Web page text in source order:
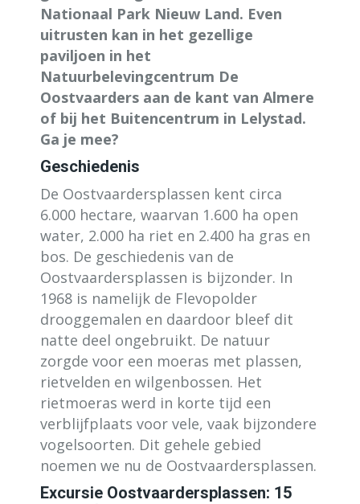
Nationaal Park Nieuw Land. Even
uitrusten kan in het gezellige
paviljoen in het
Natuurbelevingcentrum De
Oostvaarders aan de kant van Almere
of bij het Buitencentrum in Lelystad.
Ga je mee?
Geschiedenis
De Oostvaardersplassen kent circa
6.000 hectare, waarvan 1.600 ha open
water, 2.000 ha riet en 2.400 ha gras en
bos. De geschiedenis van de
Oostvaardersplassen is bijzonder. In
1968 is namelijk de Flevopolder
drooggemalen en daardoor bleef dit
natte deel ongebruikt. De natuur
zorgde voor een moeras met plassen,
rietvelden en wilgenbossen. Het
rietmoeras werd in korte tijd een
verblijfplaats voor vele, vaak bijzondere
vogelsoorten. Dit gehele gebied
noemen we nu de Oostvaardersplassen.
Excursie Oostvaardersplassen: 15